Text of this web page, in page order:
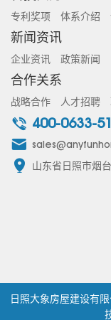
专利奖项 体系介绍
新闻资讯
企业资讯 政策新闻
合作关系
战略合作 人才招聘
400-0633-
山东省日照市烟
日照大象房屋建设有